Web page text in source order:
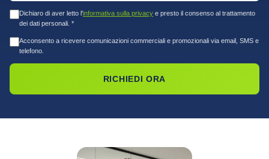
Dichiaro di aver letto l'informativa sulla privacy e presto il consenso al trattamento
dei dati personali. *
Acconsento a ricevere comunicazioni commerciali e promozionali via email, SMS e
telefono.
RICHIEDI ORA